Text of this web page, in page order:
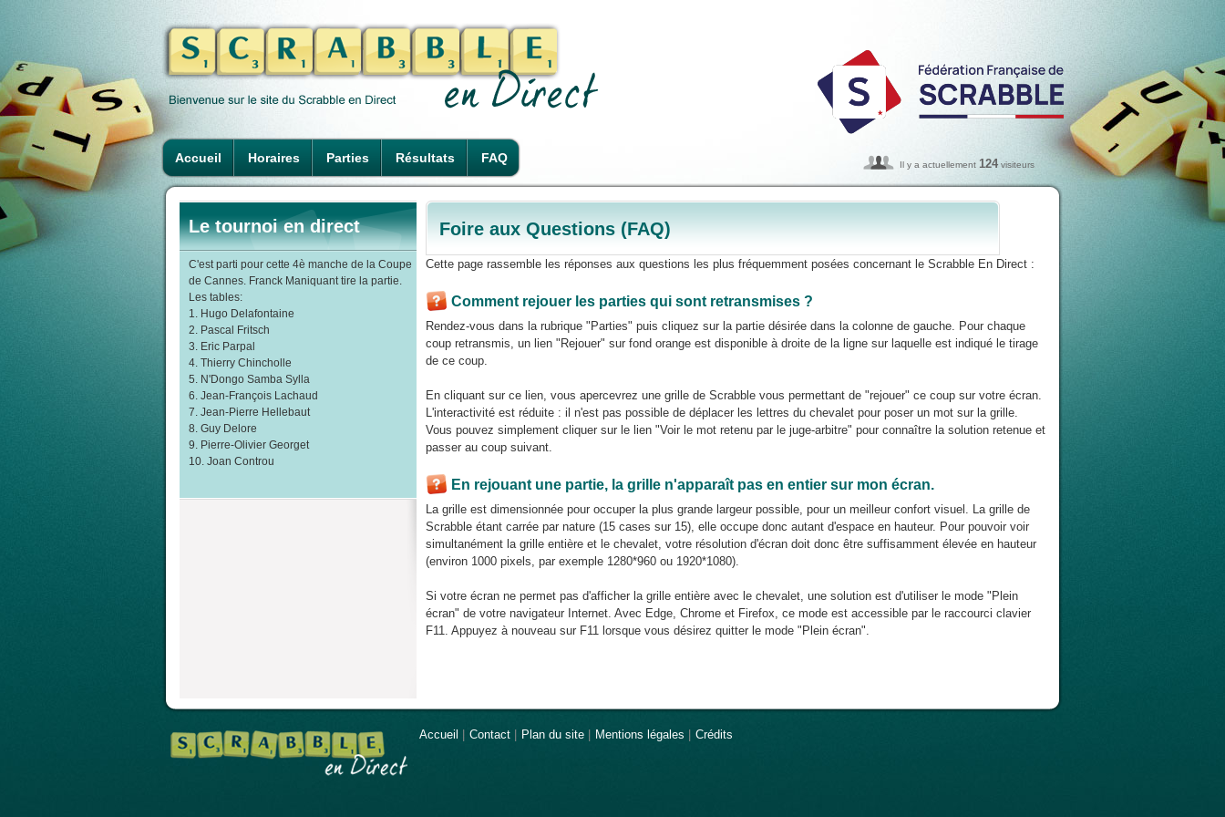
Accueil Horaires Parties Résultats FAQ Il y a actuellement 124 visiteurs
Le tournoi en direct
C'est parti pour cette 4è manche de la Coupe
de Cannes. Franck Maniquant tire la partie.
Les tables:
1. Hugo Delafontaine
2. Pascal Fritsch
3. Eric Parpal
4. Thierry Chincholle
5. N'Dongo Samba Sylla
6. Jean-François Lachaud
7. Jean-Pierre Hellebaut
8. Guy Delore
9. Pierre-Olivier Georget
10. Joan Controu
Foire aux Questions (FAQ)
Cette page rassemble les réponses aux questions les plus fréquemment posées concernant le Scrabble En Direct :
Comment rejouer les parties qui sont retransmises ?
Rendez-vous dans la rubrique "Parties" puis cliquez sur la partie désirée dans la colonne de gauche. Pour chaque
coup retransmis, un lien "Rejouer" sur fond orange est disponible à droite de la ligne sur laquelle est indiqué le tirage
de ce coup.
En cliquant sur ce lien, vous apercevrez une grille de Scrabble vous permettant de "rejouer" ce coup sur votre écran.
L'interactivité est réduite : il n'est pas possible de déplacer les lettres du chevalet pour poser un mot sur la grille.
Vous pouvez simplement cliquer sur le lien "Voir le mot retenu par le juge-arbitre" pour connaître la solution retenue et
passer au coup suivant.
En rejouant une partie, la grille n'apparaît pas en entier sur mon écran.
La grille est dimensionnée pour occuper la plus grande largeur possible, pour un meilleur confort visuel. La grille de
Scrabble étant carrée par nature (15 cases sur 15), elle occupe donc autant d'espace en hauteur. Pour pouvoir voir
simultanément la grille entière et le chevalet, votre résolution d'écran doit donc être suffisamment élevée en hauteur
(environ 1000 pixels, par exemple 1280*960 ou 1920*1080).
Si votre écran ne permet pas d'afficher la grille entière avec le chevalet, une solution est d'utiliser le mode "Plein
écran" de votre navigateur Internet. Avec Edge, Chrome et Firefox, ce mode est accessible par le raccourci clavier
F11. Appuyez à nouveau sur F11 lorsque vous désirez quitter le mode "Plein écran".
Accueil Contact Plan du site Mentions légales Crédits